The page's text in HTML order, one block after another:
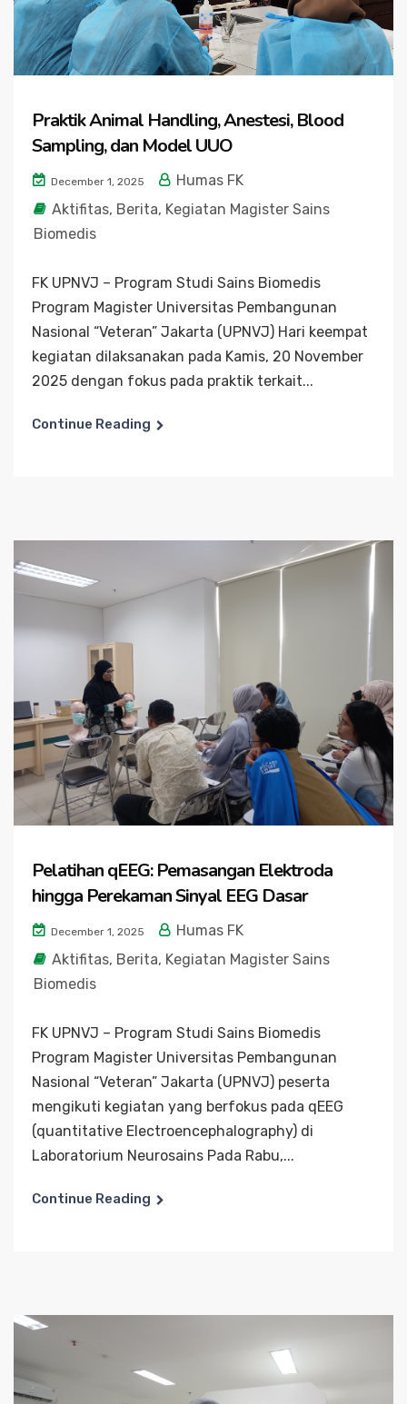
Praktik Animal Handling, Anestesi, Blood
Sampling, dan Model UUO
December 1, 2025
Humas FK
Aktifitas, Berita, Kegiatan Magister Sains
Biomedis
FK UPNVJ – Program Studi Sains Biomedis
Program Magister Universitas Pembangunan
Nasional “Veteran” Jakarta (UPNVJ) Hari keempat
kegiatan dilaksanakan pada Kamis, 20 November
2025 dengan fokus pada praktik terkait...
Continue Reading
Pelatihan qEEG: Pemasangan Elektroda
hingga Perekaman Sinyal EEG Dasar
December 1, 2025
Humas FK
Aktifitas, Berita, Kegiatan Magister Sains
Biomedis
FK UPNVJ – Program Studi Sains Biomedis
Program Magister Universitas Pembangunan
Nasional “Veteran” Jakarta (UPNVJ) peserta
mengikuti kegiatan yang berfokus pada qEEG
(quantitative Electroencephalography) di
Laboratorium Neurosains Pada Rabu,...
Continue Reading